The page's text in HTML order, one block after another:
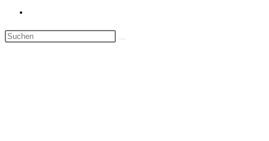
umschalten